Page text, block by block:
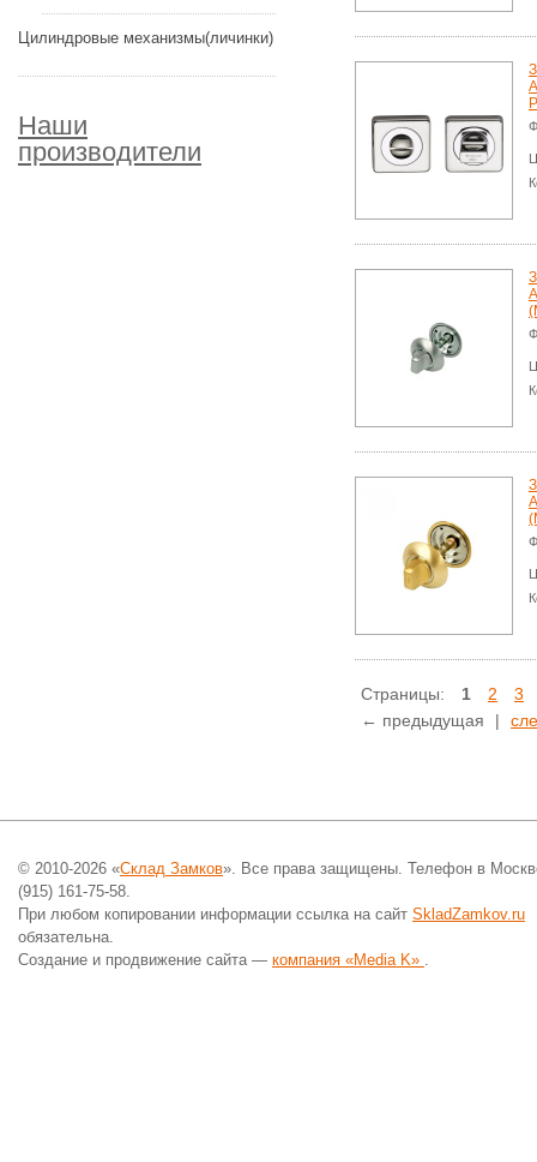
Цилиндровые механизмы(личинки)
Наши
производители
Страницы: 1 2
3
← предыдущая
|
© 2010-2026 «Склад Замков». Все права защищены. Телефон в
(915) 161-75-58.
При любом копировании информации ссылка на сайт SkladZamkov.ru
обязательна.
Создание и продвижение сайта — компания «Media K» .